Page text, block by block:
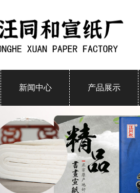
新闻中心 产品展示